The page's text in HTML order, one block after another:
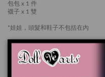
包包 x 1 件
襪子 x 1 雙
*娃娃，頭髮和鞋子不包括在內
產品實際顏色可能會跟顯示器上稍